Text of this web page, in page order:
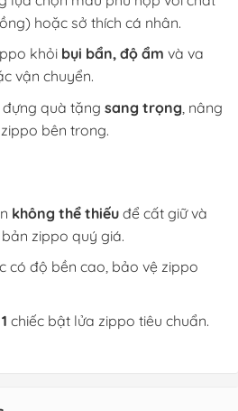
hoặc sở thích cá nhân.
khỏi bụi bẩn, độ ẩm và va
vận chuyển.
quà tặng sang trọng, nâng
bên trong.
không thể thiếuđể cất giữ và
zippo quý giá.
có độ bền cao, bảo vệ zippo
1 chiếc bật lửa zippo tiêu chuẩn.